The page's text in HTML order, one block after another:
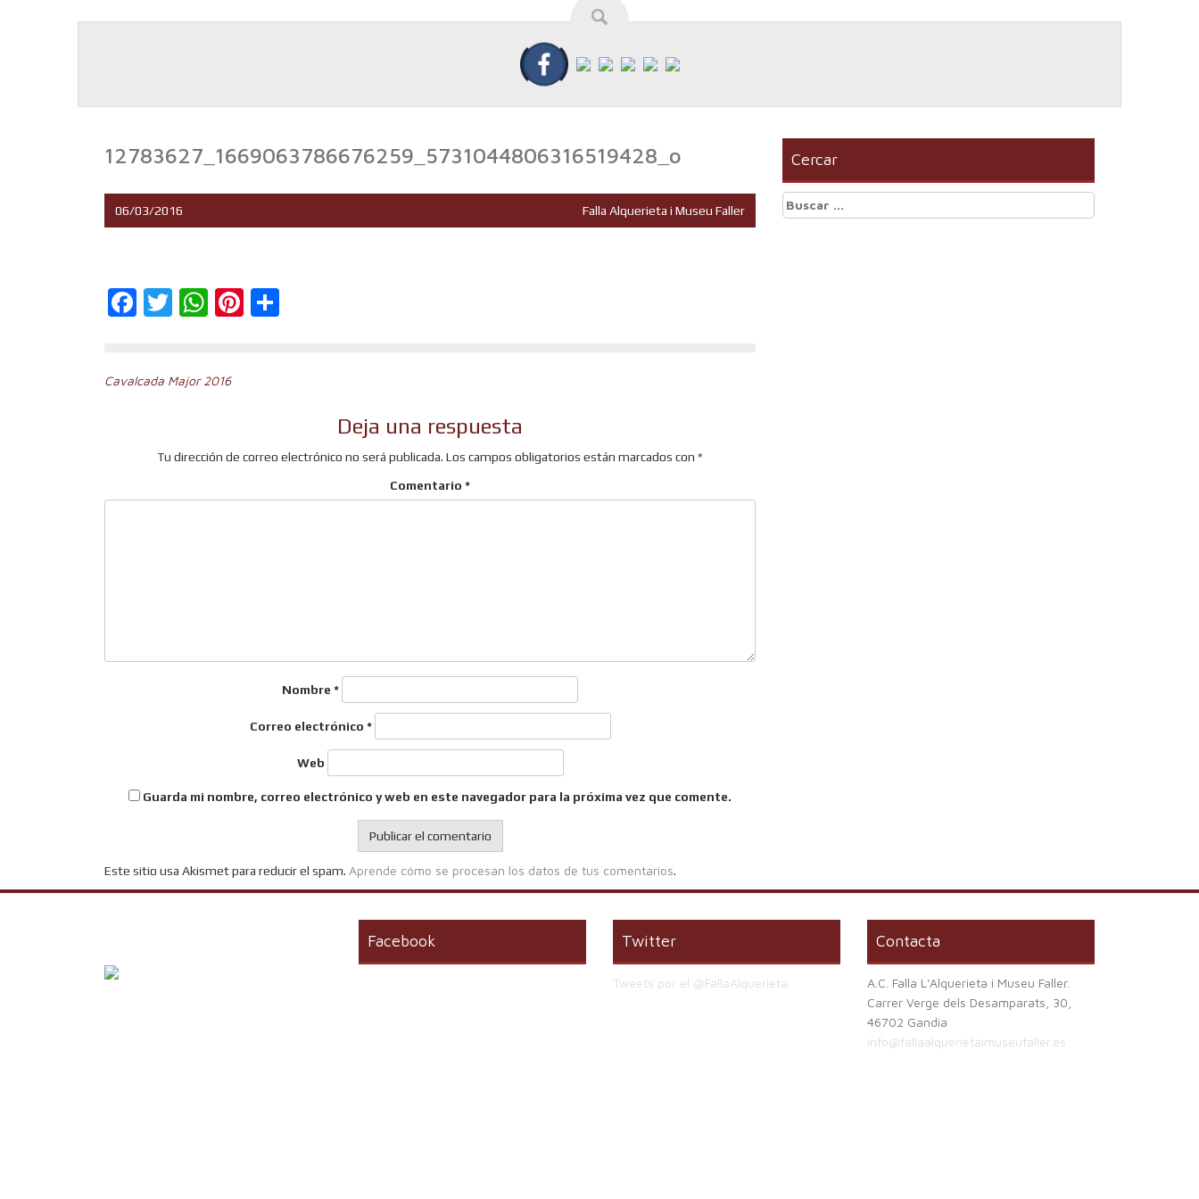
12783627_1669063786676259_5731044806316519428_o
06/03/2016 Falla Alquerieta i Museu Faller
Facebook
Twitter
WhatsApp
Pinterest
Navegación
entradas
Cavalcada Major 2016
Deja una respuesta
Tu dirección de correo electrónico no será publicada. Los campos obligatorios están marcados con *
Comentario *
Nombre *
Correo electrónico *
Web
Guarda mi nombre, correo electrónico y web en este navegador para la próxima vez que comente.
Este sitio usa Akismet para reducir el spam. Aprende cómo se procesan los datos de tus comentarios.
Cercar
Buscar:
Facebook Twitter
Tweets por el @FallaAlquerieta.
Contacta
A.C. Falla L'Alquerieta i Museu Faller.
Carrer Verge dels Desamparats, 30,
46702 Gandia
info@fallaalquerietaimuseufaller.es